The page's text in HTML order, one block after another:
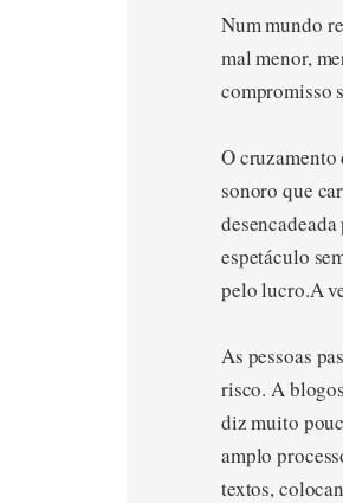
Num mundo
mal menor,
compromisso
O
sonoro que
espetáculo
pelo lucro.A
As pessoas
risco. A
diz muito
amplo
textos,